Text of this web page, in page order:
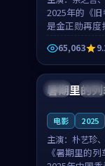
2025年的《旧
是金正勋再度
幻佳作。英国
雨夜物语的氛
就，余之言与
对手戏自然克
部影片在悬念
65,063
中国 杜比
暑期里的
电影 2025
主演： 朴艺珍
《暑期里的